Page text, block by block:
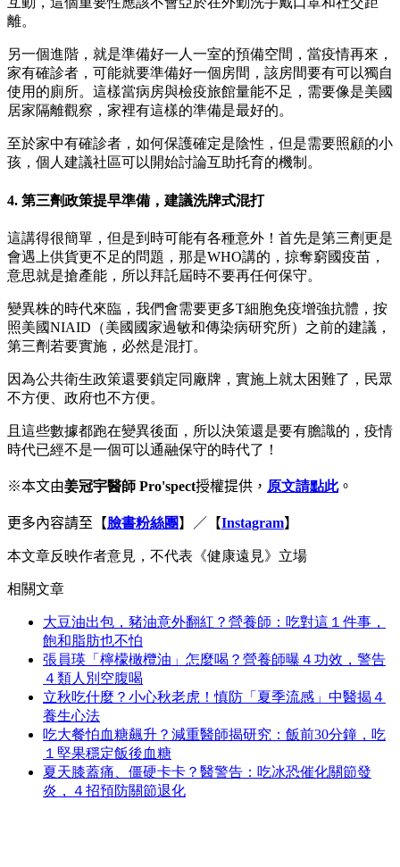
離。
另一個進階，就是準備好一人一室的預備空間，當疫情再來，
家有確診者，可能就要準備好一個房間，該房間要有可以獨自
使用的廁所。這樣當病房與檢疫旅館量能不足，需要像是美國
居家隔離觀察，家裡有這樣的準備是最好的。
至於家中有確診者，如何保護確定是陰性，但是需要照顧的小
孩，個人建議社區可以開始討論互助托育的機制。
4. 第三劑政策提早準備，建議洗牌式混打
這講得很簡單，但是到時可能有各種意外！首先是第三劑更是
會遇上供貨更不足的問題，那是WHO講的，掠奪窮國疫苗，
意思就是搶產能，所以拜託屆時不要再任何保守。
變異株的時代來臨，我們會需要更多T細胞免疫增強抗體，按
照美國NIAID（美國國家過敏和傳染病研究所）之前的建議，
第三劑若要實施，必然是混打。
因為公共衛生政策還要鎖定同廠牌，實施上就太困難了，民眾
不方便、政府也不方便。
且這些數據都跑在變異後面，所以決策還是要有膽識的，疫情
時代已經不是一個可以通融保守的時代了！
※本文由姜冠宇醫師 Pro'spect授權提供， 原文請點此。
更多內容請至【臉書粉絲團】／ 【Instagram】
本文章反映作者意見，不代表《健康遠見》立場
相關文章
大豆油出包，豬油意外翻紅？營養師：吃對這１件事，
飽和脂肪也不怕
張員瑛「檸檬橄欖油」怎麼喝？營養師曝４功效，警告
４類人別空腹喝
立秋吃什麼？小心秋老虎！慎防「夏季流感」中醫揭４
養生心法
吃大餐怕血糖飆升？減重醫師揭研究：飯前30分鐘，吃
１堅果穩定飯後血糖
夏天膝蓋痛、僵硬卡卡？醫警告：吃冰恐催化關節發
炎，４招預防關節退化